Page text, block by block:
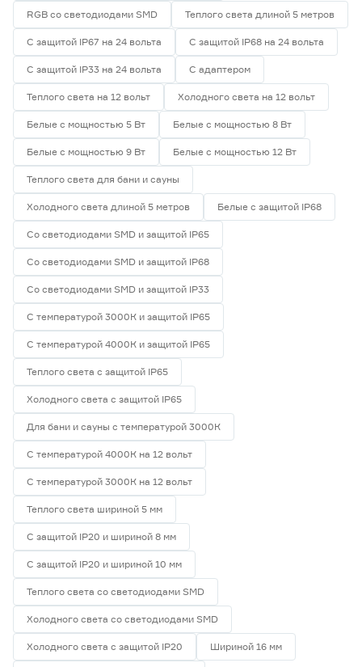
5 9
Индекс цветопередачи (Ra)
58 80
82 90
Тип светодиода
SMD2835
4
SMD5050
0
СОВ
Марка
Apeyron
Geniled
IEK
Smartbuy
Ещё 2
Страна производства
Китай
Гарантия
1 год
2 года
3 года
RGB со светодиодами SMD Теплого света длиной 5 метров
С защитой IP67 на 24 вольта С защитой IP68 на 24 вольта
С защитой IP33 на 24 вольта С адаптером
Теплого света на 12 вольт Холодного света на 12 вольт
Белые с мощностью 5 Вт Белые с мощностью 8 Вт
Белые с мощностью 9 Вт Белые с мощностью 12 Вт
Теплого света для бани и сауны
Холодного света длиной 5 метров Белые с защитой IP68
Со светодиодами SMD и защитой IP65
Со светодиодами SMD и защитой IP68
Со светодиодами SMD и защитой IP33
С температурой 3000К и защитой IP65
С температурой 4000К и защитой IP65
Теплого света с защитой IP65
Холодного света с защитой IP65
Для бани и сауны с температурой 3000К
С температурой 4000К на 12 вольт
С температурой 3000К на 12 вольт
Теплого света шириной 5 мм
С защитой IP20 и шириной 8 мм
С защитой IP20 и шириной 10 мм
Теплого света со светодиодами SMD
Холодного света со светодиодами SMD
Холодного света с защитой IP20 Шириной 16 мм